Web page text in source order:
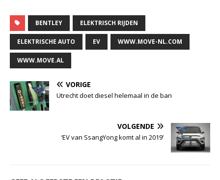
BENTLEY ELEKTRISCH RIJDEN
ELEKTRISCHE AUTO EV WWW.MOVE-NL.COM
WWW.MOVE.AL
VORIGE
Utrecht doet diesel helemaal in de ban
VOLGENDE
‘EV van SsangYong komt al in 2019’